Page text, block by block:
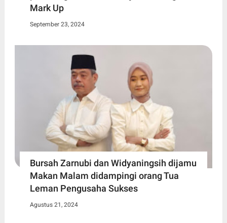
Mark Up
September 23, 2024
Bursah Zarnubi dan Widyaningsih dijamu
Makan Malam didampingi orang Tua
Leman Pengusaha Sukses
Agustus 21, 2024